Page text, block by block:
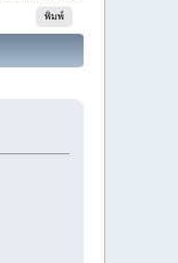
พิมพ์